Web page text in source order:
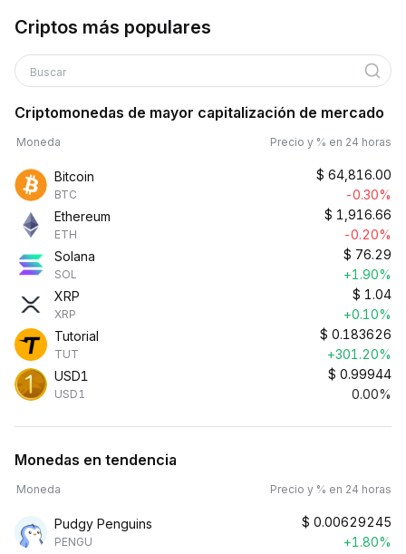
Criptos más populares
Buscar
Criptomonedas de mayor capitalización de mercado
Moneda Precio y % en 24 horas
Bitcoin
BTC
$ 64,816.00
-0.30%
Ethereum
ETH
$ 1,916.66
-0.20%
Solana
SOL
$ 76.29
+1.90%
XRP
XRP
$ 1.04
+0.10%
Tutorial
TUT
$ 0.183626
+301.20%
USD1
USD1
$ 0.99944
0.00%
Monedas en tendencia
Moneda Precio y % en 24 horas
Pudgy Penguins
PENGU
$ 0.00629245
+1.80%